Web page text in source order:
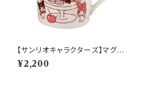
【サンリオキャラクターズ】マグ(2
026)【SAN2026】SAN2026-
11
¥2,200